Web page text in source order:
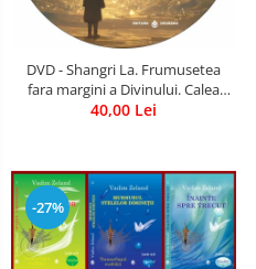
DVD - Shangri La. Frumusetea
fara margini a Divinului. Calea
catre fericire
40,00 Lei
-27%